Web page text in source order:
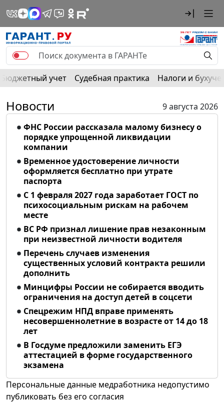
Бюджетный учет Судебная практика Налоги и
Новости
9 августа 2026
ФНС России рассказала малому бизнесу о
порядке упрощенной ликвидации
компании
Временное удостоверение личности
оформляется бесплатно при утрате
паспорта
С 1 февраля 2027 года заработает ГОСТ по
психосоциальным рискам на рабочем
месте
ВС РФ признал лишение прав незаконным
при неизвестной личности водителя
Перечень случаев изменения
существенных условий контракта решили
дополнить
Минцифры России не собирается вводить
ограничения на доступ детей в соцсети
Спецрежим НПД вправе применять
несовершеннолетние в возрасте от 14 до 18
лет
В Госдуме предложили заменить ЕГЭ
аттестацией в форме государственного
экзамена
Персональные данные медработника недопустимо
публиковать без его согласия